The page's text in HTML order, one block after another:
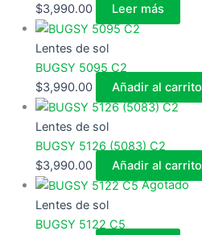
$3,990.00 Leer más
Lentes de sol
BUGSY 5095 C2
$3,990.00 Añadir al carrito
Lentes de sol
BUGSY 5126 (5083) C2
$3,990.00
Añadir al carrito
Agotado
Lentes de sol
BUGSY 5122 C5